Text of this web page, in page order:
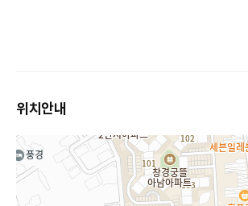
위치안내